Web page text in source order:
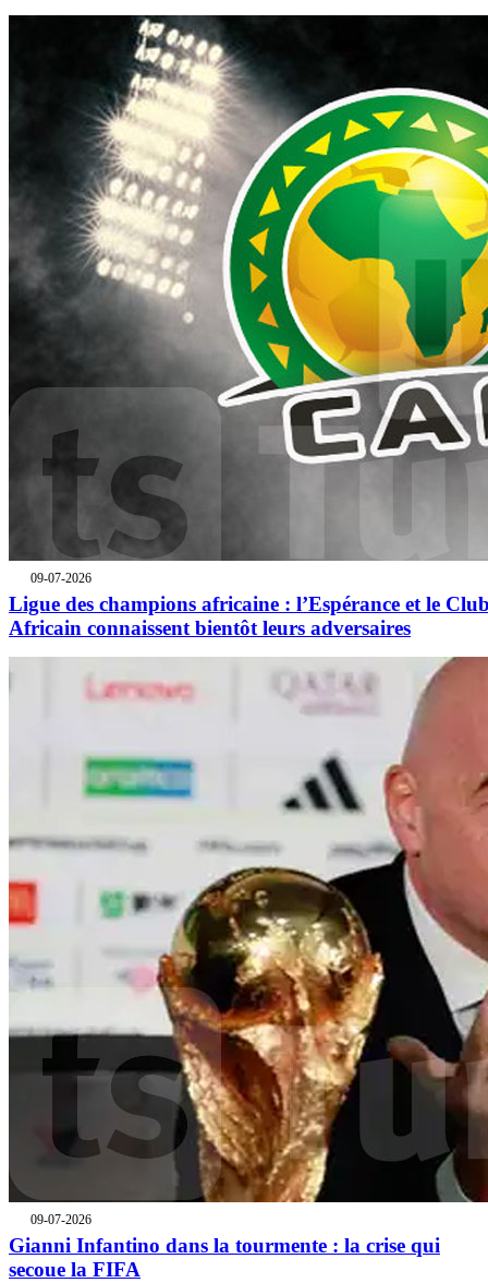
09-07-2026
Ligue des champions africaine : l’Espérance et le
Africain connaissent bientôt leurs adversaires
09-07-2026
Gianni Infantino dans la tourmente : la crise qui
secoue la FIFA